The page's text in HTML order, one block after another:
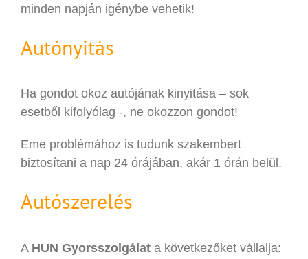
minden napján igénybe vehetik!
Autónyitás
Ha gondot okoz autójának kinyitása – sok
esetből kifolyólag -, ne okozzon gondot!
Eme problémához is tudunk szakembert
biztosítani a nap 24 órájában, akár 1 órán belül.
Autószerelés
A HUN Gyorsszolgálat a következőket vállalja: